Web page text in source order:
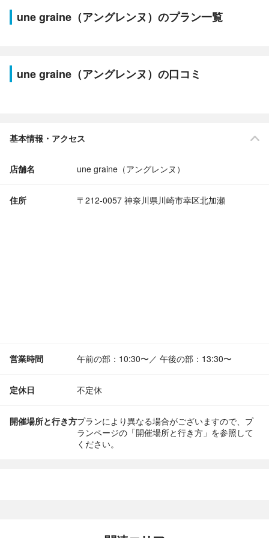
une graine（アングレンヌ）のプラン一覧
une graine（アングレンヌ）の口コミ
基本情報・アクセス
店舗名 une graine（アングレンヌ）
住所 〒212-0057 神奈川県川崎市幸区北加瀬
営業時間 午前の部：10:30〜／ 午後の部：13:30〜
定休日 不定休
開催場所と行き方プランにより異なる場合がございますので、プ
ランページの「開催場所と行き方」を参照して
ください。